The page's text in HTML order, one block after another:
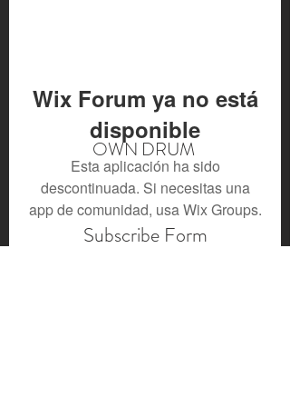
Wix Forum ya no está
disponible
Esta aplicación ha sido
descontinuada. Si necesitas una
app de comunidad, usa Wix Groups.
OWN DRUM
Subscribe Form